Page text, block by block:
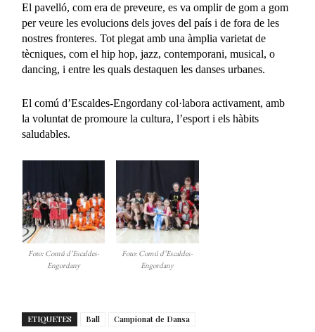
El pavelló, com era de preveure, es va omplir de gom a gom
per veure les evolucions dels joves del país i de fora de les
nostres fronteres. Tot plegat amb una àmplia varietat de
tècniques, com el hip hop, jazz, contemporani, musical, o
dancing, i entre les quals destaquen les danses urbanes.
El comú d’Escaldes-Engordany col·labora activament, amb
la voluntat de promoure la cultura, l’esport i els hàbits
saludables.
Foto: Comú d’Escaldes-
Engordany
Foto: Comú d’Escaldes-
Engordany
ETIQUETES Ball
Campionat de Dansa